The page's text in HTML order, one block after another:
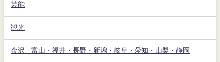
芸能
観光
金沢・富山・福井・長野・新潟・岐阜・愛知・山梨・静岡